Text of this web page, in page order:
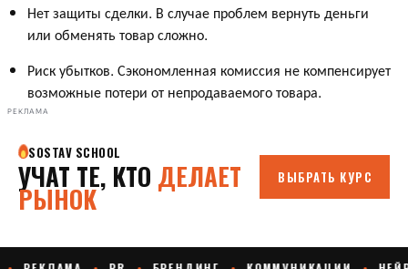
Нет защиты сделки. В случае проблем вернуть деньги
или обменять товар сложно.
Риск убытков. Сэкономленная комиссия не компенсирует
возможные потери от непродаваемого товара.
РЕКЛАМА